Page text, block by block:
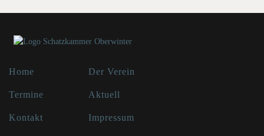
Home Der Verein
Termine Aktuell
Kontakt Impressum